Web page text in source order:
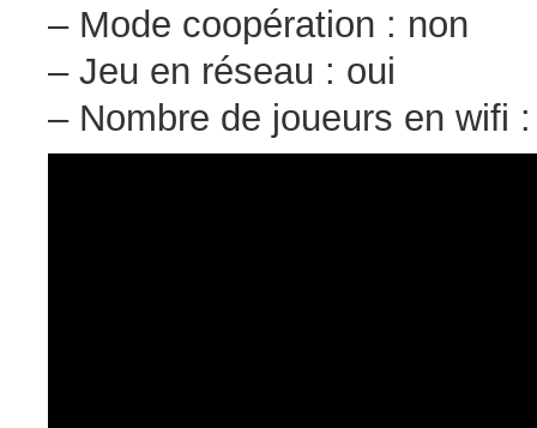
– Mode coopération : non
– Jeu en réseau : oui
– Nombre de joueurs en wifi